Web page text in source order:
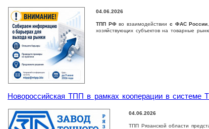
04.06.2026
ТПП РФво взаимодействии с ФАС России
хозяйствующих субъектов на товарные
Новороссийская ТПП в рамках кооперации в системе
04.06.2026
ТПП Рязанской области